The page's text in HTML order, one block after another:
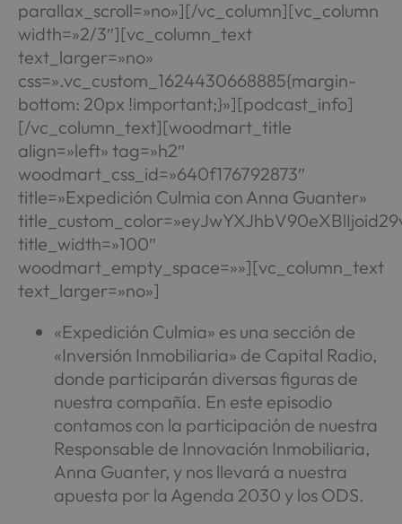
parallax_scroll=»no»][/vc_column][vc_column
width=»2/3″][vc_column_text
text_larger=»no»
css=».vc_custom_1624430668885{margin-
bottom: 20px !important;}»][podcast_info]
[/vc_column_text][woodmart_title
align=»left» tag=»h2″
woodmart_css_id=»640f176792873″
title=»Expedición Culmia con Anna Guanter»
title_width=»100″
woodmart_empty_space=»»][vc_column_text
text_larger=»no»]
«Expedición Culmia» es una sección de
«Inversión Inmobiliaria» de Capital Radio,
donde participarán diversas figuras de
nuestra compañía. En este episodio
contamos con la participación de nuestra
Responsable de Innovación Inmobiliaria,
Anna Guanter, y nos llevará a nuestra
apuesta por la Agenda 2030 y los ODS.